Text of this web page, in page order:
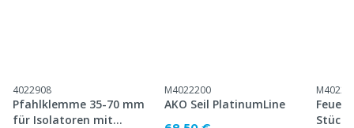
4022908
Pfahlklemme 35-70 mm
für Isolatoren mit
M4022200
AKO Seil PlatinumLine
Stück